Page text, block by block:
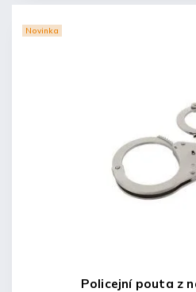
Novinka
Policejní pouta z